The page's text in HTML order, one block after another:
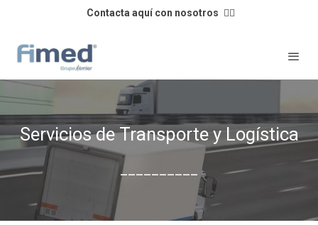
Contacta aquí con nosotros 👈🏼
Servicios de Transporte y Logística
__________